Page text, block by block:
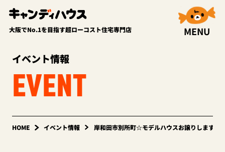
大阪でNo.1を目指す超ローコスト住宅専門店 MENU
イベント情報
EVENT
HOME イベント情報 岸和田市別所町☆モデルハウスお譲りします☆